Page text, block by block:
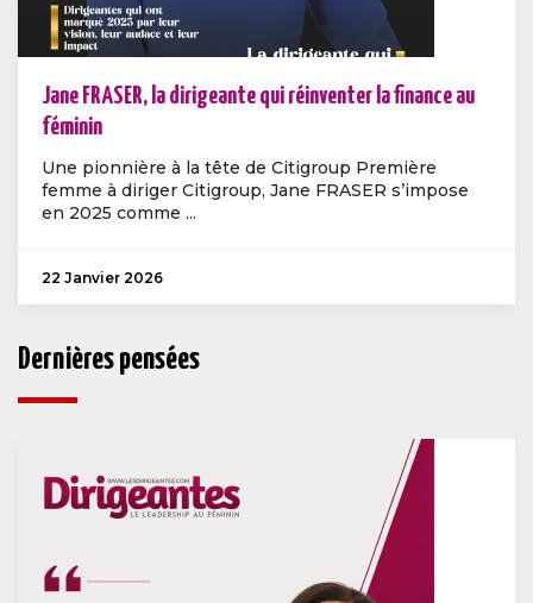
Jane FRASER, la dirigeante qui réinventer la finance au
féminin
Une pionnière à la tête de Citigroup Première
femme à diriger Citigroup, Jane FRASER s’impose
en 2025 comme ...
22 Janvier 2026
Dernières pensées